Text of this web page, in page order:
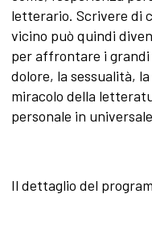
letterario. Scrivere di
vicino può quindi
per affrontare i grandi
dolore, la sessualità,
miracolo della
personale in
Il dettaglio del